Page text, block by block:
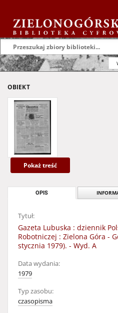
OBIEKT
Pokaż treść
OPIS
Tytuł:
Gazeta Lubuska : dziennik
Robotniczej : Zielona Góra -
stycznia 1979). - Wyd. A
Data wydania:
1979
Typ zasobu:
czasopisma